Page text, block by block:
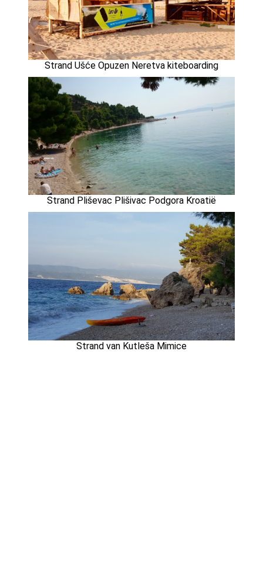
Strand Ušće Opuzen Neretva kiteboarding
Strand Pliševac Plišivac Podgora Kroatië
Strand van Kutleša Mimice